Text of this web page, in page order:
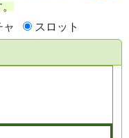
ャ スロット